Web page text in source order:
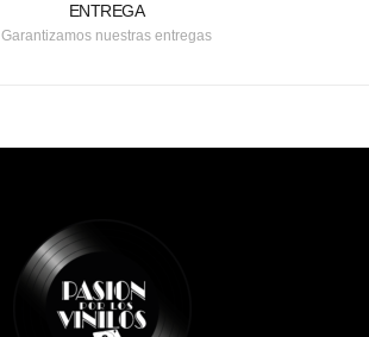
ENTREGA
Garantizamos nuestras entregas